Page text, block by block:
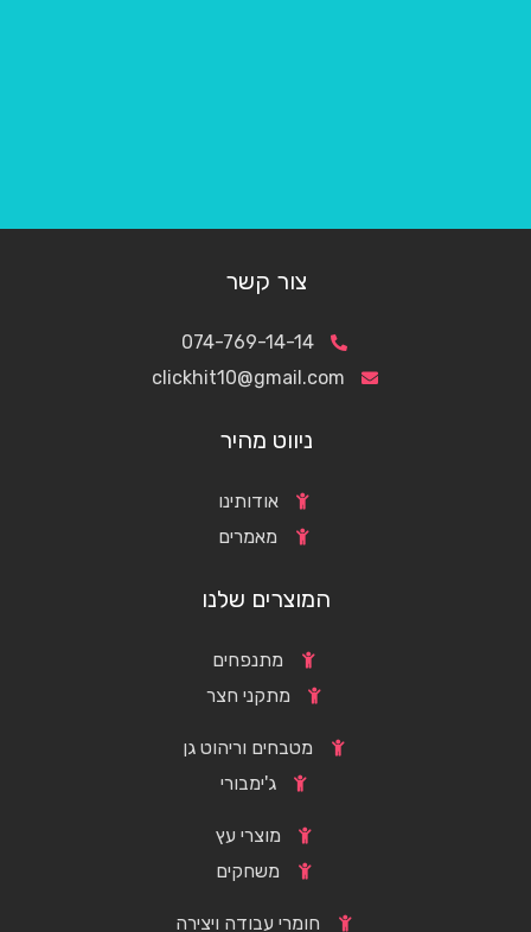
צור קשר
074-769-14-14
clickhit10@gmail.com
ניווט מהיר
אודותינו
מאמרים
המוצרים שלנו
מתנפחים
מתקני חצר
מטבחים וריהוט גן
ג'ימבורי
מוצרי עץ
משחקים
חומרי עבודה ויצירה